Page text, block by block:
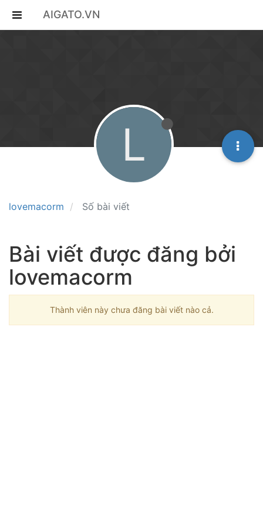
AIGATO.VN
lovemacorm Số bài viết
L
Bài viết được đăng bởi
lovemacorm
Thành viên này chưa đăng bài viết nào cả.